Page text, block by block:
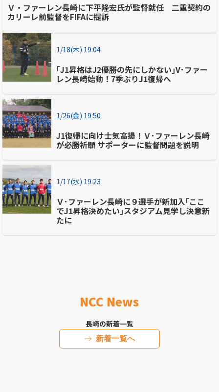
Ｖ・ファーレン長崎に下平隆宏氏が監督就任 二重契約の
カリーレ前監督をFIFAに提訴
1/18(木) 19:04
｢J1昇格はJ2優勝の先にしかない｣V･ファー
レン長崎始動！7季ぶりJ1復帰へ
1/26(金) 19:50
J1復帰に向け士気高揚！Ｖ･ファーレン長崎
が必勝祈願 サポーターに監督問題を説明
1/17(水) 19:23
Ｖ･ファーレン長崎に９選手が新加入｢ここ
でJ1昇格決めたい｣スタジアム見学し決意新
たに
NCC News
長崎の新着一覧
新着一覧へ